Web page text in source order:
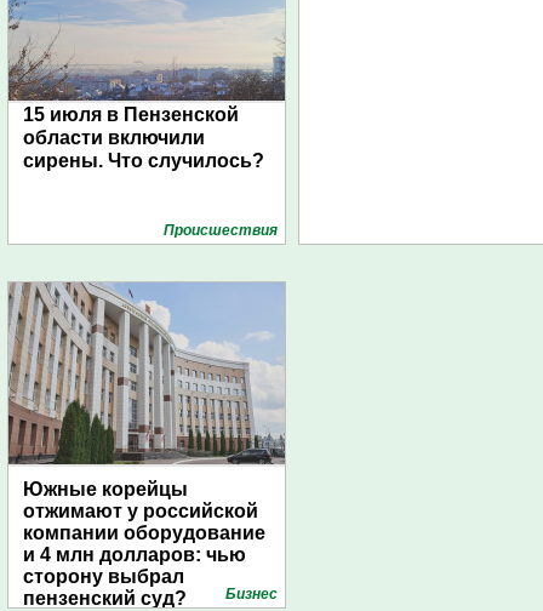
15 июля в Пензенской
области включили
сирены. Что случилось?
Проиcшествия
Южные корейцы
отжимают у российской
компании оборудование
и 4 млн долларов: чью
сторону выбрал
пензенский суд?
Бизнес